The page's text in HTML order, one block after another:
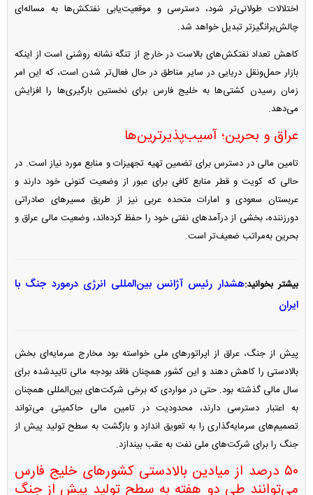
اختلالات طولانی‌تر شود، دسترسی و موقعیت‌یابی نفتکش‌ها به مساله‌ای
چالش‌برانگیزتر تبدیل خواهد شد.
کاهش تعداد نفتکش‌های بالاست در خارج از تنگه نشانه روشنی است از اینکه
بازار حمل‌ونقل دریایی در سایر مناطق در حال فعال‌تر شدن است، که این امر
زمان رسیدن کشتی‌ها به خلیج فارس برای نخستین بارگیری‌ها را افزایش
می‌دهد.
عراق و بحرین؛ آسیب‌پذیرترین‌ها
تامین مالی در دسترس برای تضمین تهیه تجهیزات و منابع مورد نیاز است. در
حالی که کویت و قطر منابع کافی برای عبور از وضعیت کنونی خود دارند و
عربستان سعودی و امارات متحده عربی نیز از طریق مسیر‌های صادراتی
دورزننده، بخشی از درآمد‌های نفتی خود را حفظ کرده‌اند، وضعیت مالی عراق و
بحرین به‌مراتب ضعیف‌تر است.
بیشتر بخوانید:هشدار رئیس آژانس بین‌المللی انرژی درمورد جنگ با
ایران
پیش از جنگ، عراق از اپراتور‌های ملی خواسته بود مخارج سرمایه‌ای بخش
بالادستی را کاهش دهند و این کشور همچنان فاقد بودجه مالی تاییدشده برای
سال مالی گذشته بود. حتی در مواردی که برخی شرکت‌های بین‌المللی همچنان
به اعتبار دسترسی دارند، محدودیت در تامین مالی حاکمیتی می‌تواند
تصمیم‌های سرمایه‌گذاری را به تعویق اندازد و بازگشت به سطح تولید پیش از
جنگ را برای شرکت‌های ملی نفت به عقب بیندازد.
۵۰ درصد از میادین بالادستی کشور‌های خلیج فارس
می‌توانند طی دو هفته به سطح تولید پیش از جنگ